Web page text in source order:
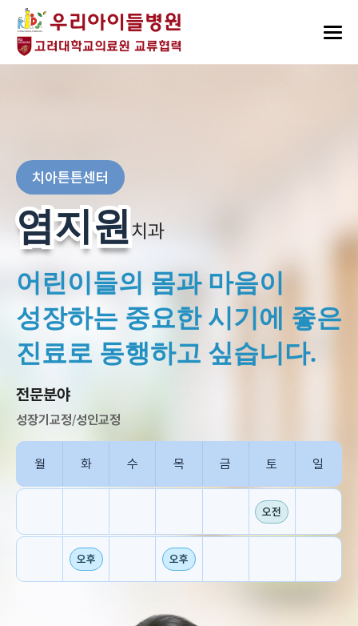
치아튼튼센터
염지원
염지원치과
어린이들의 몸과 마음이
성장하는 중요한 시기에 좋은
진료로 동행하고 싶습니다.
전문분야
성장기교정/성인교정
월 화 수 목 금 토 일
오전
오후 오후